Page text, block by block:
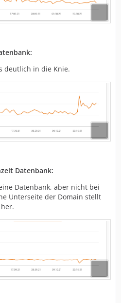
deutlich in die Knie.
Datenbank:
Datenbank, aber nicht bei
Unterseite der Domain stellt